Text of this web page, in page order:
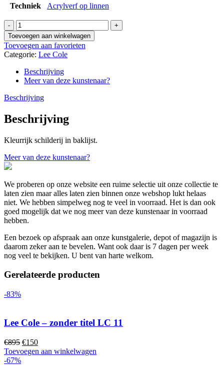
Techniek Acrylverf op linnen
Lee
Cole
-
zonder
titel
LC
21
aantal
Toevoegen aan winkelwagen
Toevoegen aan favorieten
Categorie: Lee Cole
Beschrijving
Meer van deze kunstenaar?
Beschrijving
Beschrijving
Kleurrijk schilderij in baklijst.
Meer van deze kunstenaar?
We proberen op onze website een ruime selectie uit onze collectie te
laten zien maar alles laten zien binnen onze webshop lukt helaas
niet. We hebben simpelweg nog te veel in voorraad. Het is dan ook
goed mogelijk dat we nog meer van deze kunstenaar in voorraad
hebben.
Een bezoek op afspraak aan onze kunstgalerie, depot of magazijn is
daarom zeker aan te bevelen. Want ook daar is 7 dagen per week
nog veel te bekijken. U bent van harte welkom.
Gerelateerde producten
-83%
Lee Cole – zonder titel LC 11
€895 Oorspronkelijke
prijs
€150Huidige
prijs
Toevoegen aan winkelwagen
-67%